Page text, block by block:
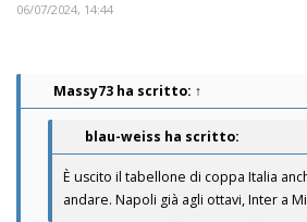
06/07/2024, 14:44
Massy73 ha scritto: ↑
blau-weiss ha scritto:
È uscito il tabellone di coppa Italia
andare. Napoli già agli ottavi, Inter a